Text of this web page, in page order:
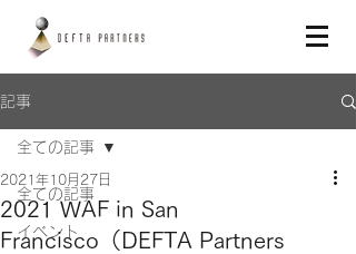
記事
全ての記事
イベント
全ての記事
2021 WAF in San
Francisco（DEFTA Partners
2021年10月27日